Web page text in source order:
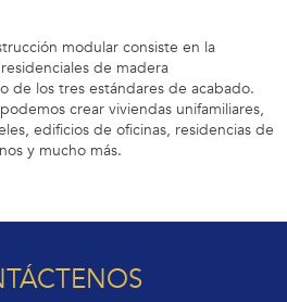
modular consiste en la
de madera
de los tres estándares de acabado.
crear viviendas unifamiliares,
edificios de oficinas, residencias de
y mucho más.